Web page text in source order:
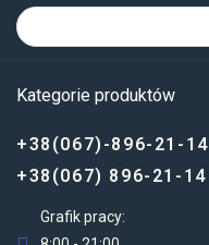
Kategorie produktów
+38(067)-896-21-14
+38(067) 896-21-14
Grafik pracy: